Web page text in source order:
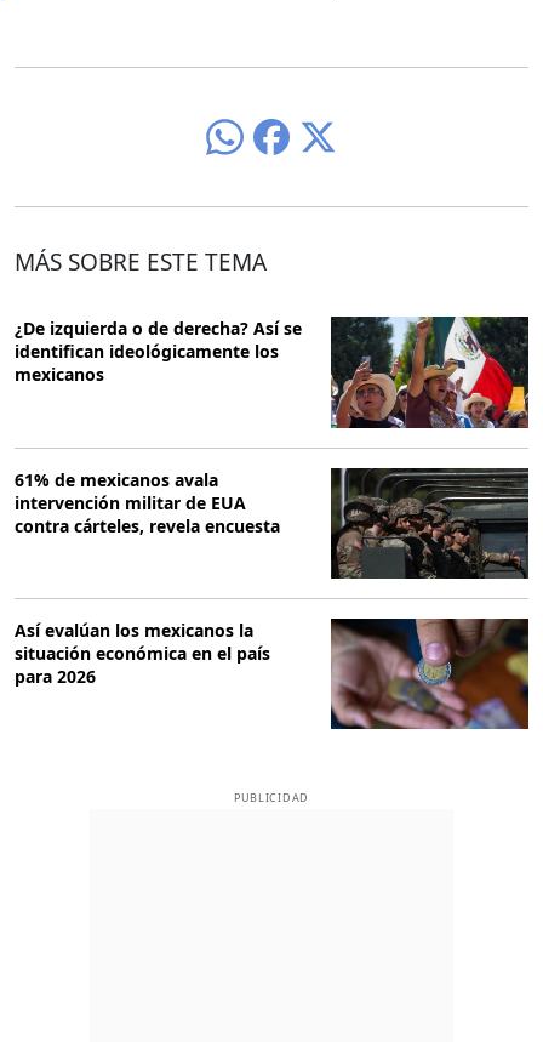
MÁS SOBRE ESTE TEMA
¿De izquierda o de derecha? Así se
identifican ideológicamente los
mexicanos
61% de mexicanos avala
intervención militar de EUA
contra cárteles, revela encuesta
Así evalúan los mexicanos la
situación económica en el país
para 2026
PUBLICIDAD